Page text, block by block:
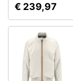
€ 239,97